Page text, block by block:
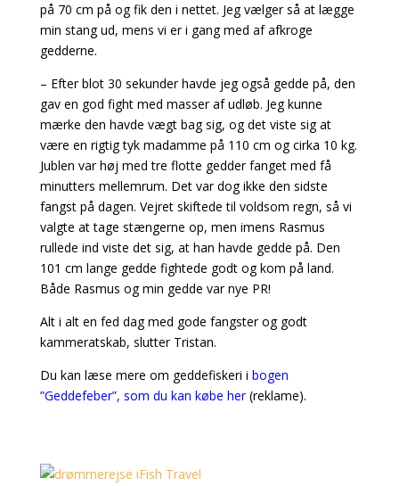
på 70 cm på og fik den i nettet. Jeg vælger så at lægge
min stang ud, mens vi er i gang med af afkroge
gedderne.
– Efter blot 30 sekunder havde jeg også gedde på, den
gav en god fight med masser af udløb. Jeg kunne
mærke den havde vægt bag sig, og det viste sig at
være en rigtig tyk madamme på 110 cm og cirka 10 kg.
Jublen var høj med tre flotte gedder fanget med få
minutters mellemrum. Det var dog ikke den sidste
fangst på dagen. Vejret skiftede til voldsom regn, så vi
valgte at tage stængerne op, men imens Rasmus
rullede ind viste det sig, at han havde gedde på. Den
101 cm lange gedde fightede godt og kom på land.
Både Rasmus og min gedde var nye PR!
Alt i alt en fed dag med gode fangster og godt
kammeratskab, slutter Tristan.
Du kan læse mere om geddefiskeri i bogen
”Geddefeber”, som du kan købe her (reklame).